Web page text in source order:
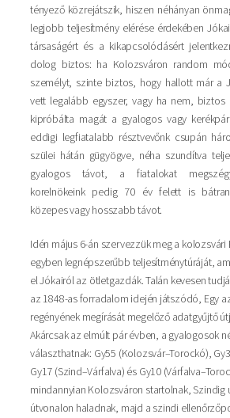
tényező közrejátszik, hiszen néhányan
legjobb teljesítmény elérése érdekében
társaságért és a kikapcsolódásért
dolog biztos: ha Kolozsváron random
személyt, szinte biztos, hogy hallott már a
vett legalább egyszer, vagy ha nem, biztos
kipróbálta magát a gyalogos vagy
eddigi legfiatalabb résztvevőnk csupán
szülei hátán gügyögve, néha szundítva
gyalogos távot, a fiatalokat
korelnökeink pedig 70 év felett is
közepes vagy hosszabb távot.
Idén május 6-án szervezzük meg a kolozsvári
egyben legnépszerűbb teljesítménytúráját,
el Jókairól az ötletgazdák. Talán kevesen
az 1848-as forradalom idején játszódó, Egy
regényének megírását megelőző adatgyűjtő
Akárcsak az elmúlt pár évben, a gyalogosok
választhatnak: Gy55 (Kolozsvár–Torockó),
Gy17 (Szind–Várfalva) és Gy10
mindannyian Kolozsváron startolnak, Szindig
útvonalon haladnak, majd a szindi